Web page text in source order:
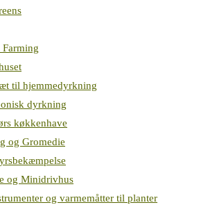
Farming
til hjemmedyrkning
dyrkning
køkkenhave
og Gromedie
og Minidrivhus
og varmemåtter til planter